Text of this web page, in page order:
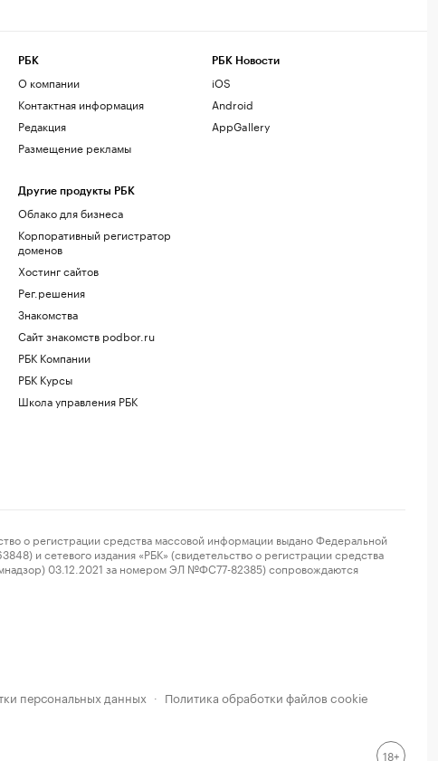
РБК
О компании
Контактная информация
Редакция
Размещение рекламы
Другие продукты РБК
Облако для бизнеса
Корпоративный регистратор
доменов
Хостинг сайтов
Рег.решения
Знакомства
Сайт знакомств podbor.ru
РБК Компании
РБК Курсы
Школа управления РБК
РБК Новости
iOS
Android
AppGallery
регистрации средства массовой информации выдано Федеральной
и сетевого издания «РБК» (свидетельство о регистрации средства
03.12.2021 за номером ЭЛ №ФС77-82385) сопровождаются
персональных данных · Политика обработки файлов cookie
18+